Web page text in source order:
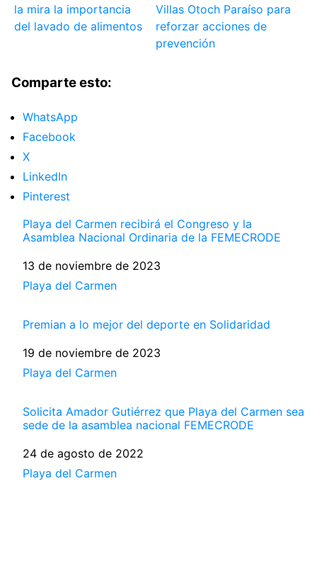
la mira la importancia
del lavado de alimentos
Villas Otoch Paraíso para
reforzar acciones de
prevención
Comparte esto:
WhatsApp
Facebook
X
LinkedIn
Pinterest
Playa del Carmen recibirá el Congreso y la
Asamblea Nacional Ordinaria de la FEMECRODE
Fecha
13 de noviembre de 2023
Respecto a
Playa del Carmen
Premian a lo mejor del deporte en Solidaridad
Fecha
19 de noviembre de 2023
Respecto a
Playa del Carmen
Solicita Amador Gutiérrez que Playa del Carmen sea
sede de la asamblea nacional FEMECRODE
Fecha
24 de agosto de 2022
Respecto a
Playa del Carmen